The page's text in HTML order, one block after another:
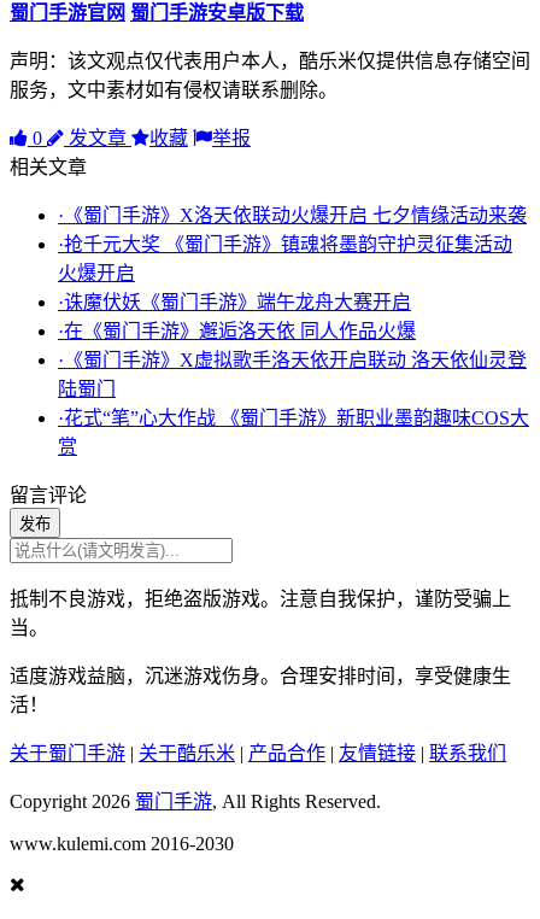
蜀门手游官网 蜀门手游安卓版下载
声明：该文观点仅代表用户本人，酷乐米仅提供信息存储空间
服务，文中素材如有侵权请联系删除。
0 发文章 收藏
举报
相关文章
·《蜀门手游》X洛天依联动火爆开启 七夕情缘活动来袭
·抢千元大奖 《蜀门手游》镇魂将墨韵守护灵征集活动
火爆开启
·诛魔伏妖《蜀门手游》端午龙舟大赛开启
·在《蜀门手游》邂逅洛天依 同人作品火爆
·《蜀门手游》X虚拟歌手洛天依开启联动 洛天依仙灵登
陆蜀门
·花式“笔”心大作战 《蜀门手游》新职业墨韵趣味COS大
赏
留言评论
发布
抵制不良游戏，拒绝盗版游戏。注意自我保护，谨防受骗上
当。
适度游戏益脑，沉迷游戏伤身。合理安排时间，享受健康生
活！
关于蜀门手游 | 关于酷乐米 | 产品合作 | 友情链接 | 联系我们
Copyright 2026 蜀门手游, All Rights Reserved.
www.kulemi.com 2016-2030